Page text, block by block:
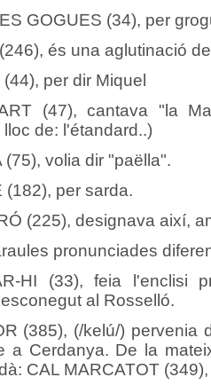
GOGUES (34), per
és una aglutinació
per dir Miquel
(47), cantava "la
lloc de: l'étandard..)
(75), volia dir "paëlla".
(182), per sarda.
(225), designava així,
pronunciades
HI (33), feia l'enclisi
al Rosselló.
(385), (/kelú/)
a Cerdanya. De la
CAL MARCATOT